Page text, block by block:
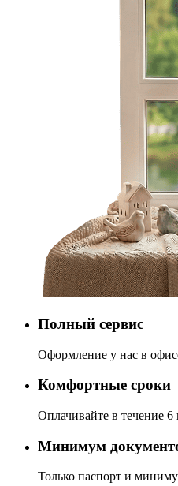
Полный сервис
Оформление у нас в
Комфортные сроки
Оплачивайте в течение 6
Минимум
Только паспорт и